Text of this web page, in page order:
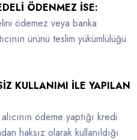
ÖDENMEZ İSE:
ödemez veya banka
ürünü teslim yükümlülüğü
KULLANIMI İLE YAPILAN
ödeme yaptığı kredi
haksız olarak kullanıldığı